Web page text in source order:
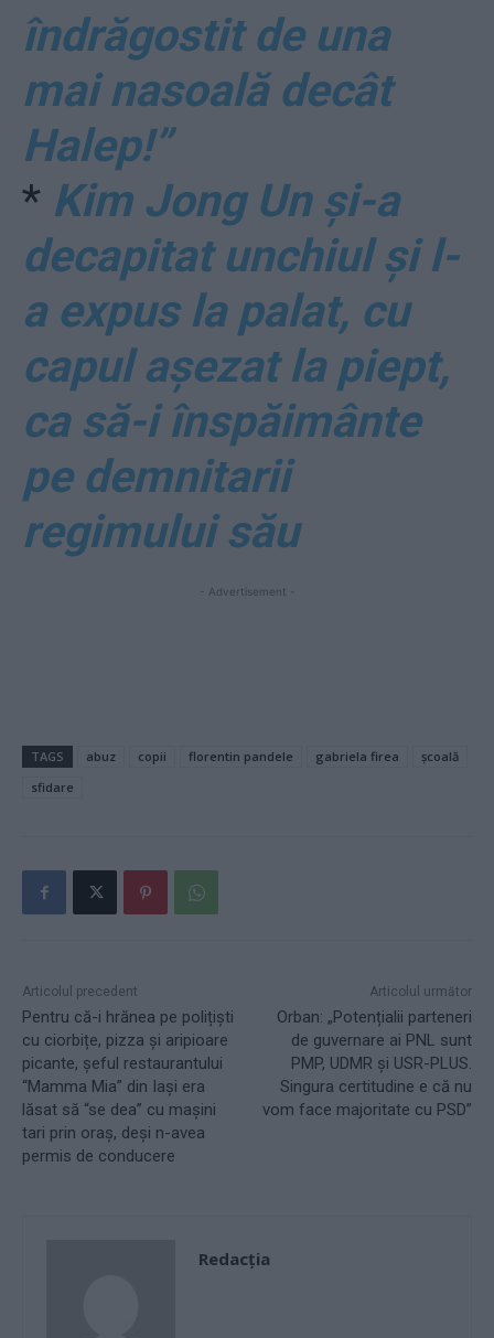
îndrăgostit de una
mai nasoală decât
Halep!”
* Kim Jong Un și-a
decapitat unchiul și l-
a expus la palat, cu
capul așezat la piept,
ca să-i înspăimânte
pe demnitarii
regimului său
- Advertisement -
TAGS abuz copii florentin pandele gabriela firea
școală
sfidare
Articolul precedent
Pentru că-i hrănea pe polițiști
cu ciorbițe, pizza și aripioare
picante, șeful restaurantului
“Mamma Mia” din Iași era
lăsat să “se dea” cu mașini
tari prin oraș, deși n-avea
permis de conducere
Articolul următor
Orban: „Potențialii parteneri
de guvernare ai PNL sunt
PMP, UDMR și USR-PLUS.
Singura certitudine e că nu
vom face majoritate cu PSD”
Redacţia